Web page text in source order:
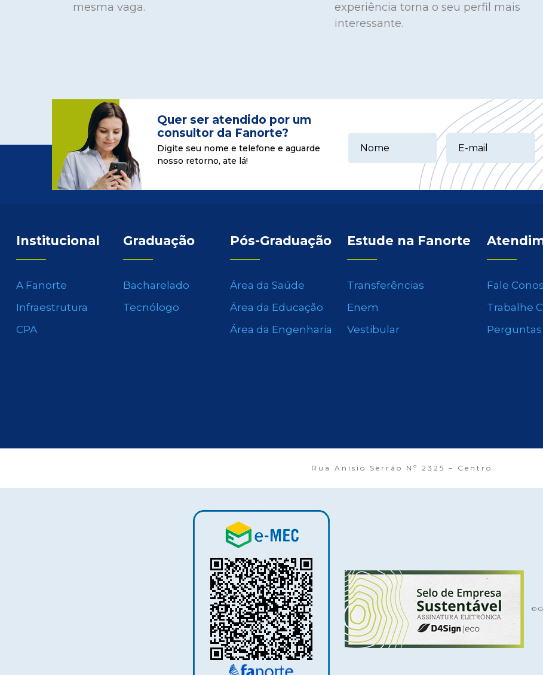
mesma vaga.
experiência torna o seu perfil mais
interessante.
Quer ser atendido por um
consultor da Fanorte?
Digite seu nome e telefone e aguarde
nosso retorno, ate lá!
Institucional
A Fanorte
Infraestrutura
CPA
Graduação
Bacharelado
Tecnólogo
Pós-Graduação
Área da Saúde
Área da Educação
Área da Engenharia
Estude na Fanorte
Transferências
Enem
Vestibular
Fale
Trabalhe
Rua Anísio Serrão Nº 2325 – Centro
©